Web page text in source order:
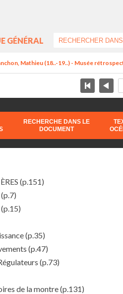
GÉNÉRAL
Mathieu (18..-19..) - Musée
RECHERCHE DANS LE
DOCUMENT
(p.151)
(p.7)
(p.15)
(p.35)
(p.47)
(p.73)
de la montre(p.131)